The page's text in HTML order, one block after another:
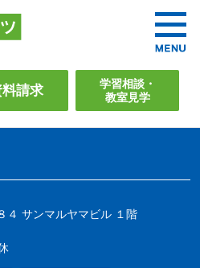
料請求
学習相談・
教室見学
４ サンマルヤマビル １階